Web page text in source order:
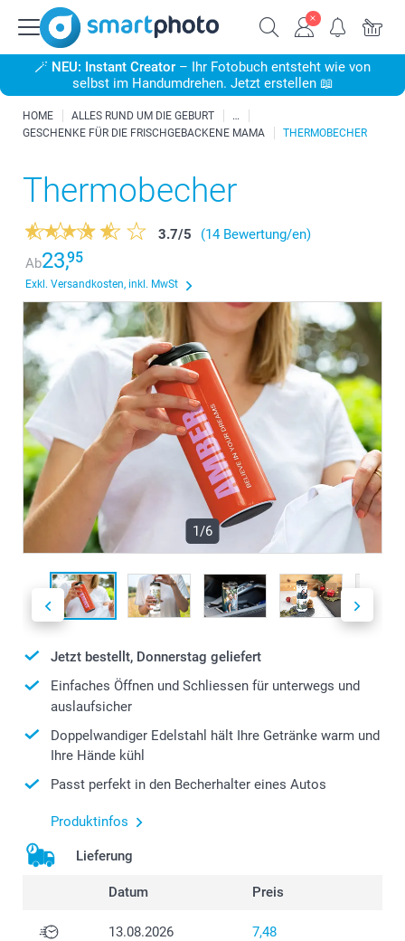
🪄 NEU: Instant Creator – Ihr Fotobuch entsteht wie von
selbst im Handumdrehen. Jetzt erstellen 📖
HOME
ALLES RUND UM DIE GEBURT
GESCHENKE FÜR DIE FRISCHGEBACKENE MAMA
THERMOBECHER
Thermobecher
3.7/5
(14 Bewertung/en)
Ab23,95
Exkl. Versandkosten, inkl. MwSt
1/6
Jetzt bestellt, Donnerstag geliefert
Einfaches Öffnen und Schliessen für unterwegs und
auslaufsicher
Doppelwandiger Edelstahl hält Ihre Getränke warm und
Ihre Hände kühl
Passt perfekt in den Becherhalter eines Autos
Produktinfos
Lieferung
Datum Preis
13.08.2026 7,48